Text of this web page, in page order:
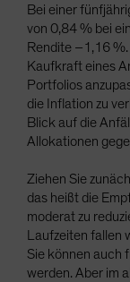
Bei einer
von 0,84 % bei
Rendite –1,16
Kaufkraft eines
Portfolios
die Inflation zu
Blick auf die
Allokationen
Ziehen Sie
das heißt die
moderat zu
Laufzeiten fallen
Sie können auch
werden. Aber im